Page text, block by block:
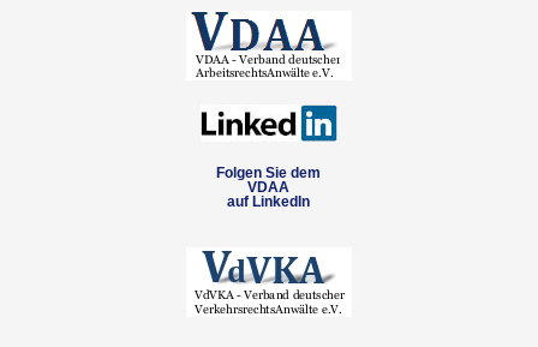
Folgen Sie dem
VDAA
auf LinkedIn